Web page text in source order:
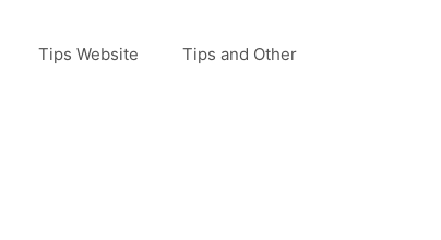
Tips Website Tips and Other